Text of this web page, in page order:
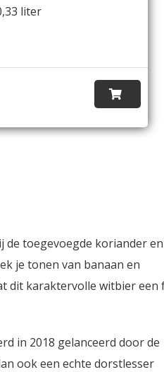
liter
de toegevoegde koriander en
je tonen van banaan en
dit karaktervolle witbier een
in 2018 gelanceerd door de
ook een echte dorstlesser